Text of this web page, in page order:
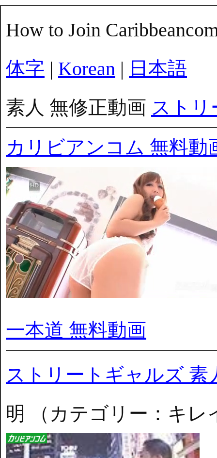
How to Join
体字 | Korean | 日本語
素人 無修正動画 ストリ
カリビアンコム 無料動
一本道 無料動画
ストリートギャルズ 素
明 （カテゴリー：キレ